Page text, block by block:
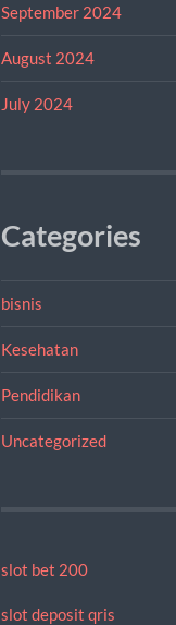
September 2024
August 2024
July 2024
Categories
bisnis
Kesehatan
Pendidikan
Uncategorized
slot bet 200
slot deposit qris